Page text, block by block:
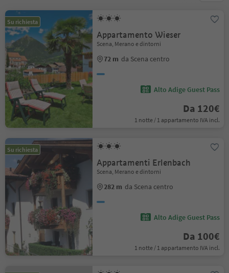
Su richiesta
Appartamento Wieser
Scena, Merano e dintorni
72 m da Scena centro
Alto Adige Guest Pass
Da 120€
1 notte / 1 appartamento IVA incl.
Su richiesta
Appartamenti Erlenbach
Scena, Merano e dintorni
282 m da Scena centro
Alto Adige Guest Pass
Da 100€
1 notte / 1 appartamento IVA incl.